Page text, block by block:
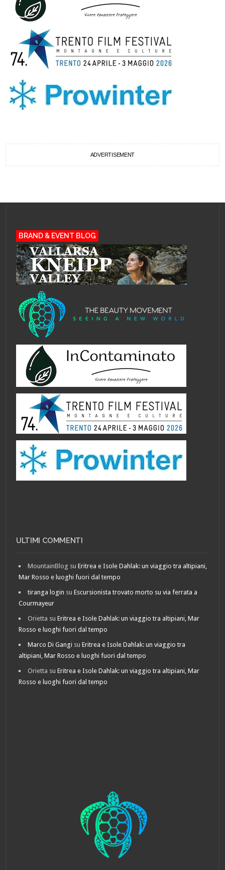
ADVERTISEMENT
BRAND & EVENT BLOG
ULTIMI COMMENTI
MountainBlog suEritrea e Isole Dahlak: un viaggio tra altipiani,
Mar Rosso e luoghi fuori dal tempo
tiranga login suEscursionista trovato morto su via ferrata a
Courmayeur
Orietta suEritrea e Isole Dahlak: un viaggio tra altipiani, Mar
Rosso e luoghi fuori dal tempo
Marco Di Gangi suEritrea e Isole Dahlak: un viaggio tra
altipiani, Mar Rosso e luoghi fuori dal tempo
Orietta suEritrea e Isole Dahlak: un viaggio tra altipiani, Mar
Rosso e luoghi fuori dal tempo